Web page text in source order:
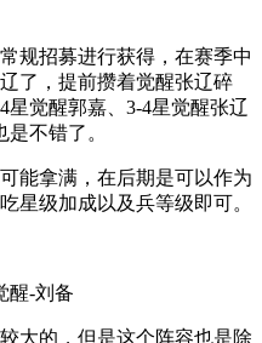
规招募进行获得，在赛季中
了，提前攒着觉醒张辽碎
星觉醒郭嘉、3-4星觉醒张辽
不错了。
能拿满，在后期是可以作为
星级加成以及兵等级即可。
醒-刘备
大的，但是这个阵容也是除